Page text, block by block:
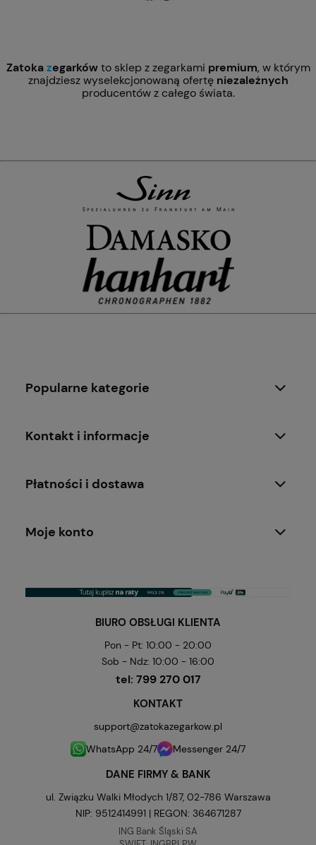
Zatokazegarkówto sklep z zegarkami premium, w którym
znajdziesz wyselekcjonowaną ofertę niezależnych
producentów z całego świata.
Popularne kategorie
Kontakt i informacje
Płatności i dostawa
Moje konto
BIURO OBSŁUGI KLIENTA
Pon - Pt: 10:00 - 20:00
Sob - Ndz: 10:00 - 16:00
tel: 799 270 017
KONTAKT
support@zatokazegarkow.pl
WhatsApp 24/7
Messenger 24/7
DANE FIRMY & BANK
ul. Związku Walki Młodych 1/87, 02-786 Warszawa
NIP: 9512414991 | REGON: 364671287
ING Bank Śląski SA